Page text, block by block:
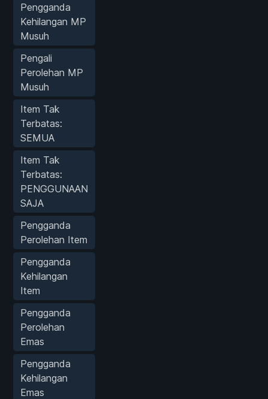
Pengganda
Kehilangan MP
Musuh
Pengali
Perolehan MP
Musuh
Item Tak
Terbatas:
SEMUA
Item Tak
Terbatas:
PENGGUNAAN
SAJA
Pengganda
Perolehan Item
Pengganda
Kehilangan
Item
Pengganda
Perolehan
Emas
Pengganda
Kehilangan
Emas